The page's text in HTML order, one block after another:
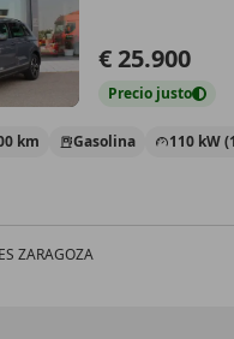
€ 25.900
Precio justo
km Gasolina 110 kW
ZARAGOZA